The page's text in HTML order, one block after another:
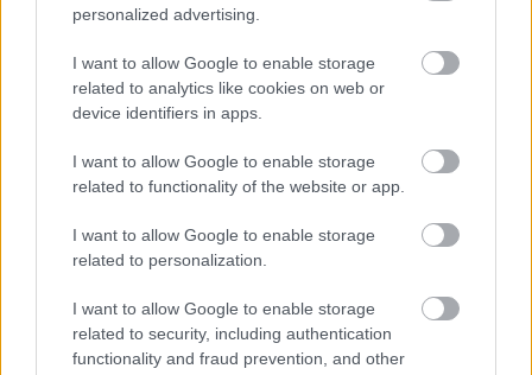
personalized advertising.
I want to allow Google to enable storage
related to analytics like cookies on web or
device identifiers in apps.
I want to allow Google to enable storage
related to functionality of the website or app.
I want to allow Google to enable storage
related to personalization.
I want to allow Google to enable storage
related to security, including authentication
functionality and fraud prevention, and other